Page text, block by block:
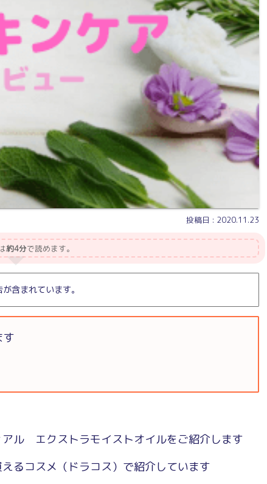
2020.11.23
約4分で読めます。
含まれています。
す
ル エクストラモイストオイルをご紹介します
るコスメ（ドラコス）で紹介しています